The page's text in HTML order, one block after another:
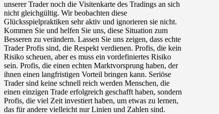
unserer Trader noch die Visitenkarte des Tradings an sich
nicht gleichgültig. Wir beobachten diese
Glücksspielpraktiken sehr aktiv und ignorieren sie nicht.
Kommen Sie und helfen Sie uns, diese Situation zum
Besseren zu verändern. Lassen Sie uns zeigen, dass echte
Trader Profis sind, die Respekt verdienen. Profis, die kein
Risiko scheuen, aber es muss ein vordefiniertes Risiko
sein. Profis, die einen echten Marktvorsprung haben, der
ihnen einen langfristigen Vorteil bringen kann. Seriöse
Trader sind keine schnell reich werden Menschen, die
einen einzigen Trade erfolgreich geschafft haben, sondern
Profis, die viel Zeit investiert haben, um etwas zu lernen,
das für andere vielleicht nur Linien und Zahlen sind.